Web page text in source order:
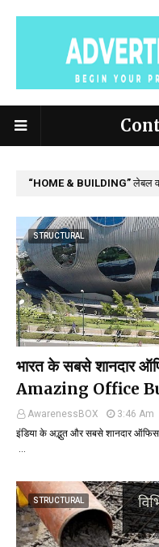
HOME & BUILDING लेबल
STRUCTURAL
भारत के सबसे शानदार
Amazing Office
AwarenessBOX
3:46 Am
इंडिया के अद्भुत और सबसे शानदार
…
STRUCTURAL